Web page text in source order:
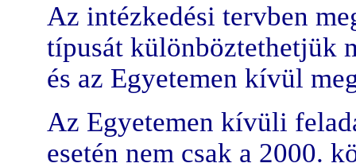
Az intézkedési tervben
típusát különböztethetjük
és az Egyetemen kívül
Az Egyetemen kívüli
esetén nem csak a 2000.